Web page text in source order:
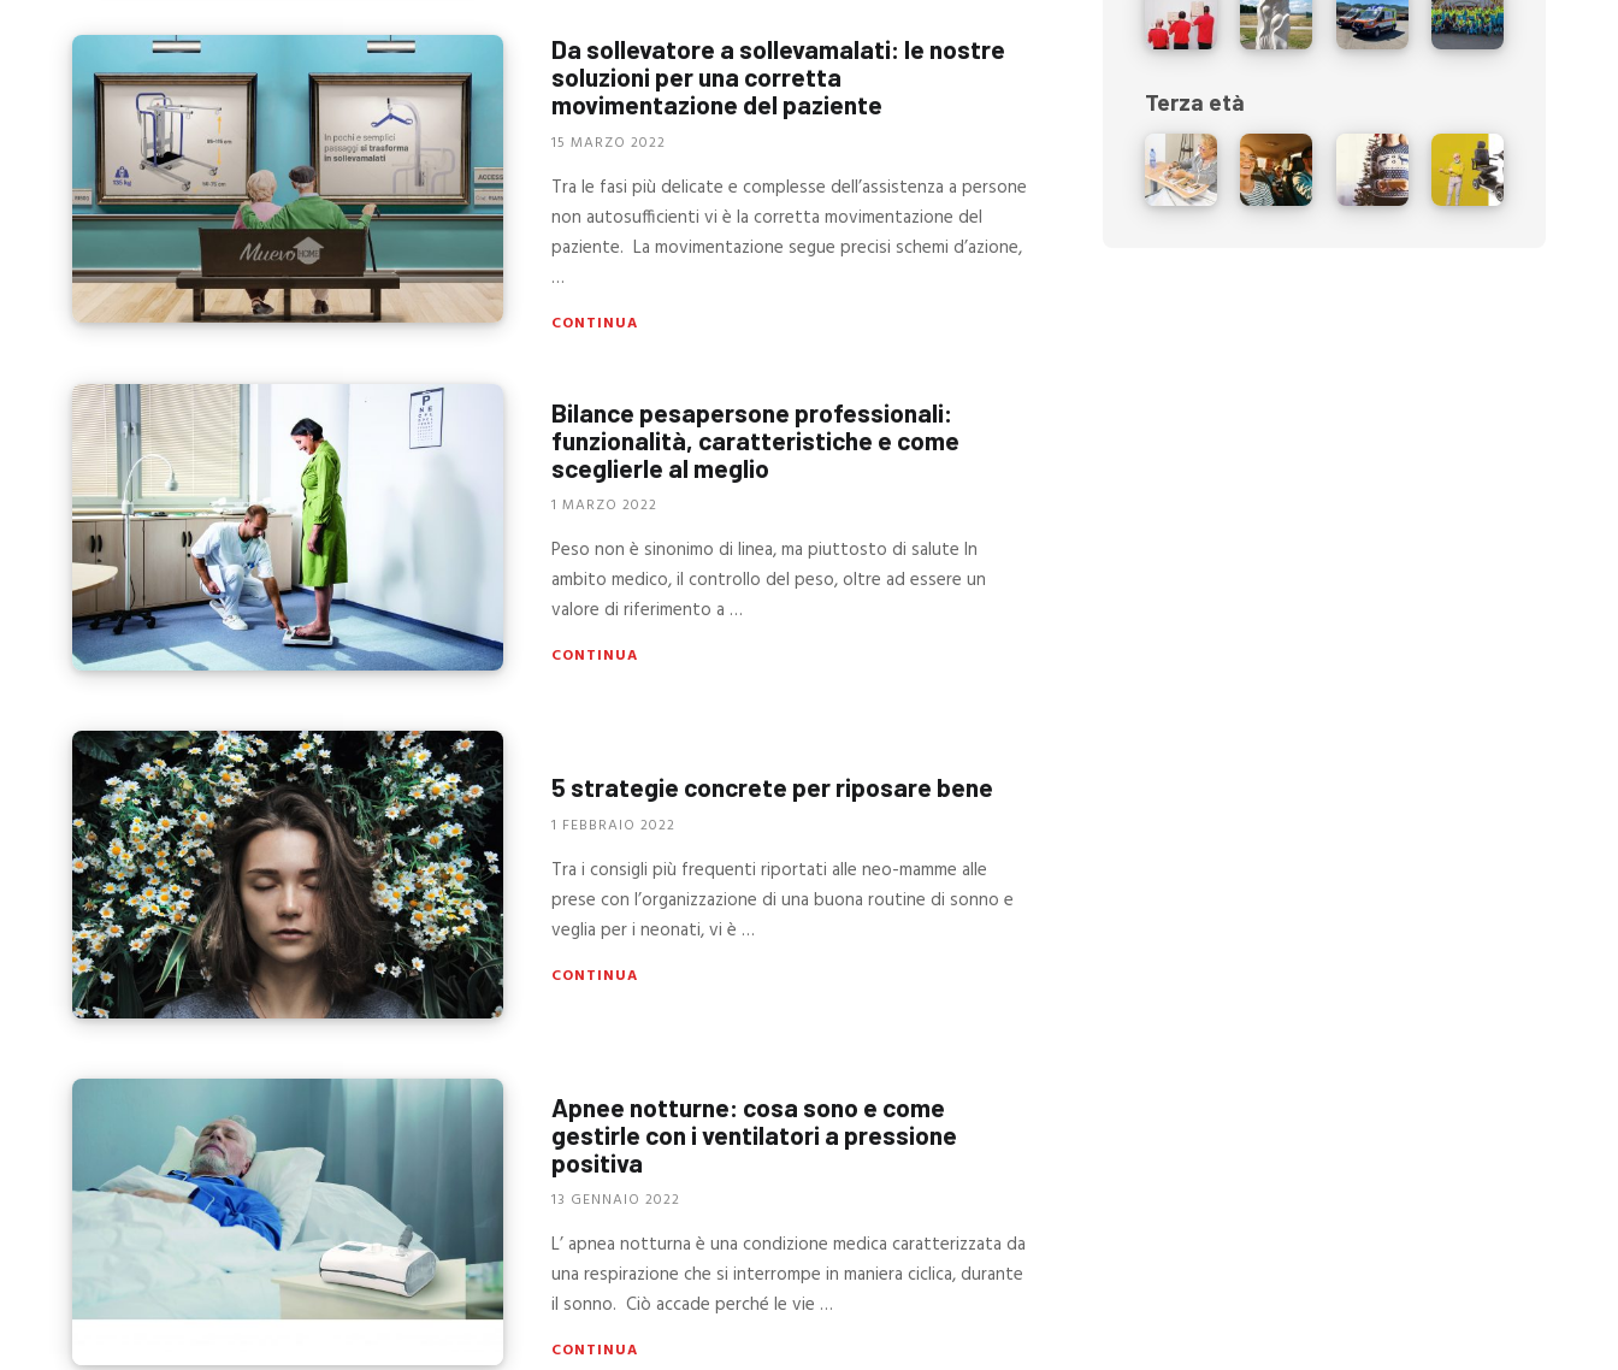
Da sollevatore a sollevamalati: le nostre
soluzioni per una corretta
movimentazione del paziente
15 MARZO 2022
Tra le fasi più delicate e complesse dell’assistenza a persone
non autosufficienti vi è la corretta movimentazione del
paziente. La movimentazione segue precisi schemi d’azione,
…
CONTINUA
Bilance pesapersone professionali:
funzionalità, caratteristiche e come
sceglierle al meglio
1 MARZO 2022
Peso non è sinonimo di linea, ma piuttosto di salute In
ambito medico, il controllo del peso, oltre ad essere un
valore di riferimento a …
CONTINUA
5 strategie concrete per riposare bene
1 FEBBRAIO 2022
Tra i consigli più frequenti riportati alle neo-mamme alle
prese con l’organizzazione di una buona routine di sonno e
veglia per i neonati, vi è …
CONTINUA
Apnee notturne: cosa sono e come
gestirle con i ventilatori a pressione
positiva
13 GENNAIO 2022
L’ apnea notturna è una condizione medica caratterizzata da
una respirazione che si interrompe in maniera ciclica, durante
il sonno. Ciò accade perché le vie …
CONTINUA
Terza età